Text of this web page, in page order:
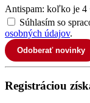
Antispam: koľko je 4
Súhlasím so
osobných údajov.
Odoberať novinky
Registráciou